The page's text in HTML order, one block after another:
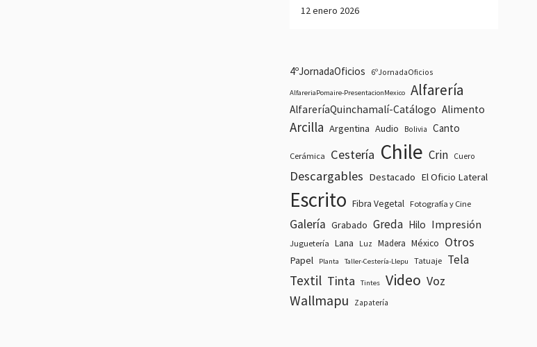
12 enero 2026
4ºJornadaOficios 6ºJornadaOficios
AlfareriaPomaire-PresentacionMexico Alfarería
AlfareríaQuinchamalí-Catálogo Alimento
Arcilla Argentina Audio Bolivia Canto
Cerámica Cestería Chile Crin Cuero
Descargables Destacado El Oficio Lateral
Escrito Fibra Vegetal Fotografía y Cine
Galería Grabado Greda Hilo Impresión
Juguetería Lana Luz Madera México Otros
Papel Planta Taller-Cestería-Llepu Tatuaje Tela
Textil Tinta Tintes Video Voz
Wallmapu Zapatería